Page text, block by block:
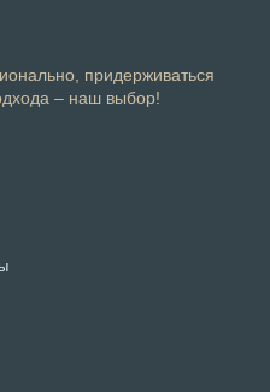
придерживаться
– наш выбор!
Откроется